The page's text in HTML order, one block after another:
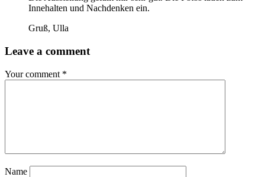
Innehalten und Nachdenken ein.
Gruß, Ulla
Leave a comment
Your comment *
Name